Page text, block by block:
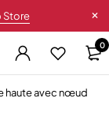
Store
0
haute avec nœud